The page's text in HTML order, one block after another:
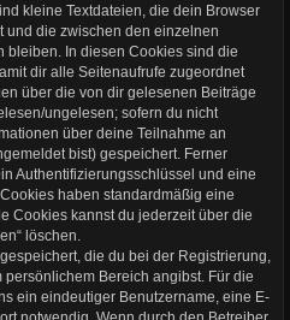
kleine Textdateien, die dein Browser
und die zwischen den einzelnen
bleiben. In diesen Cookies sind die
dir alle Seitenaufrufe zugeordnet
über die von dir gelesenen Beiträge
ungelesen; sofern du nicht
über deine Teilnahme an
bist) gespeichert. Ferner
Authentifizierungsschlüssel und eine
haben standardmäßig eine
Cookies kannst du jederzeit über die
löschen.
die du bei der Registrierung,
Bereich angibst. Für die
ein eindeutiger Benutzername, eine E-